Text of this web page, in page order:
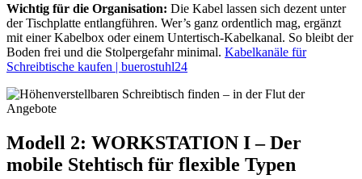
Wichtig für die Organisation: Die Kabel lassen sich dezent unter
der Tischplatte entlangführen. Wer’s ganz ordentlich mag, ergänzt
mit einer Kabelbox oder einem Untertisch-Kabelkanal. So bleibt der
Boden frei und die Stolpergefahr minimal. Kabelkanäle für
Schreibtische kaufen | buerostuhl24
Modell 2: WORKSTATION I – Der
mobile Stehtisch für flexible Typen